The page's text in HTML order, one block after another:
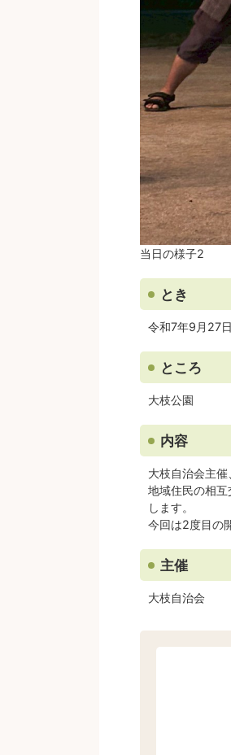
当日の様子2
とき
令和7年9月27
ところ
大枝公園
内容
大枝自治会主催
地域住民の相
します。
今回は2度目の
主催
大枝自治会